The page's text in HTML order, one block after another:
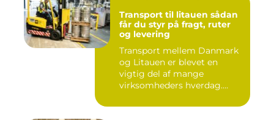
Transport til litauen sådan
får du styr på fragt, ruter
og levering
Transport mellem Danmark
og Litauen er blevet en
vigtig del af mange
virksomheders hverdag.